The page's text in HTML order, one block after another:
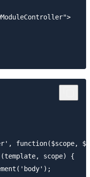
function($scope,
scope) {